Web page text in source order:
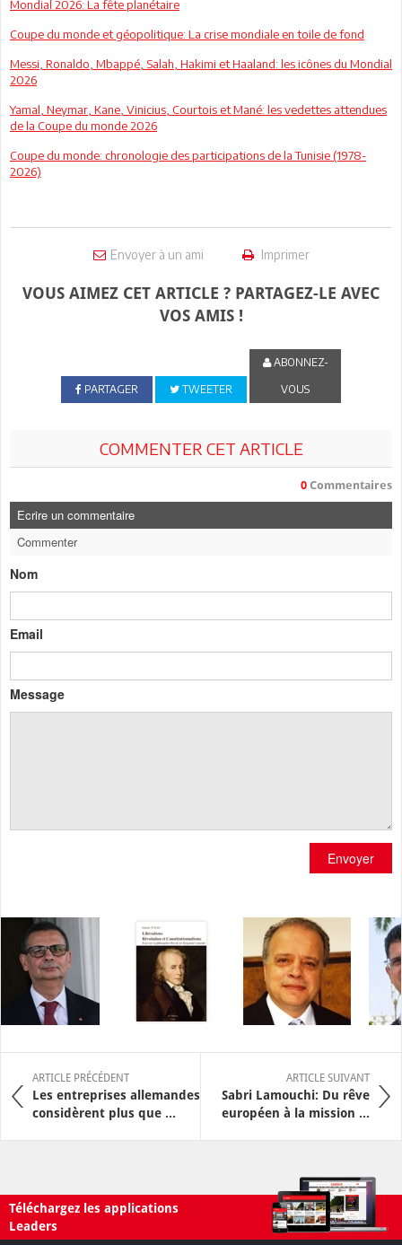
Mondial 2026: La fête planétaire
Coupe du monde et géopolitique: La crise mondiale en toile de fond
Messi, Ronaldo, Mbappé, Salah, Hakimi et Haaland: les icônes du Mondial
2026
Yamal, Neymar, Kane, Vinicius, Courtois et Mané: les vedettes attendues
de la Coupe du monde 2026
Coupe du monde: chronologie des participations de la Tunisie (1978-
2026)
Envoyer à un ami Imprimer
VOUS AIMEZ CET ARTICLE ? PARTAGEZ-LE AVEC
VOS AMIS !
PARTAGER TWEETER
ABONNEZ-
VOUS
COMMENTER CET ARTICLE
0 Commentaires
Ecrire un commentaire
Commenter
Nom
Email
Message
Envoyer
ARTICLE PRÉCÉDENT
Les entreprises allemandes
considèrent plus que ...
ARTICLE SUIVANT
Sabri Lamouchi: Du rêve
européen à la mission ...
Téléchargez les applications
Leaders